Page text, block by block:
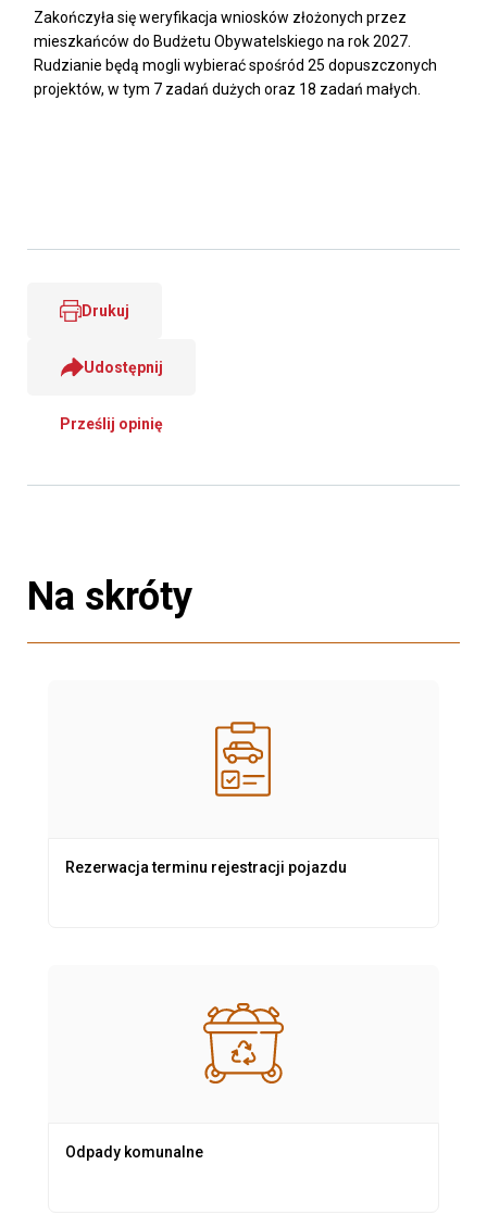
Zakończyła się weryfikacja wniosków złożonych przez
mieszkańców do Budżetu Obywatelskiego na rok 2027.
Rudzianie będą mogli wybierać spośród 25 dopuszczonych
projektów, w tym 7 zadań dużych oraz 18 zadań małych.
Drukuj
Udostępnij
Prześlij opinię
Na skróty
Rezerwacja terminu rejestracji pojazdu
Odpady komunalne